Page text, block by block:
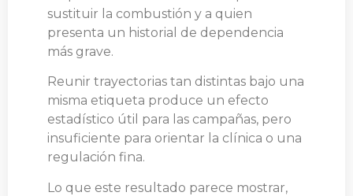
sustituir la combustión y a quien
presenta un historial de dependencia
más grave.
Reunir trayectorias tan distintas bajo una
misma etiqueta produce un efecto
estadístico útil para las campañas, pero
insuficiente para orientar la clínica o una
regulación fina.
Lo que este resultado parece mostrar,